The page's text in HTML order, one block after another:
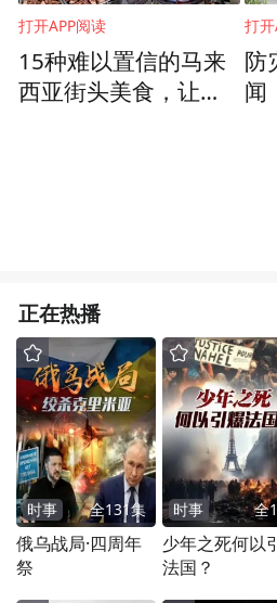
打开APP阅读
15种难以置信的马来
西亚街头美食，让你
打
防
闻
正在热播
时事 全131集
俄乌战局·四周年
祭
时事 全1
少年之死何以
法国？